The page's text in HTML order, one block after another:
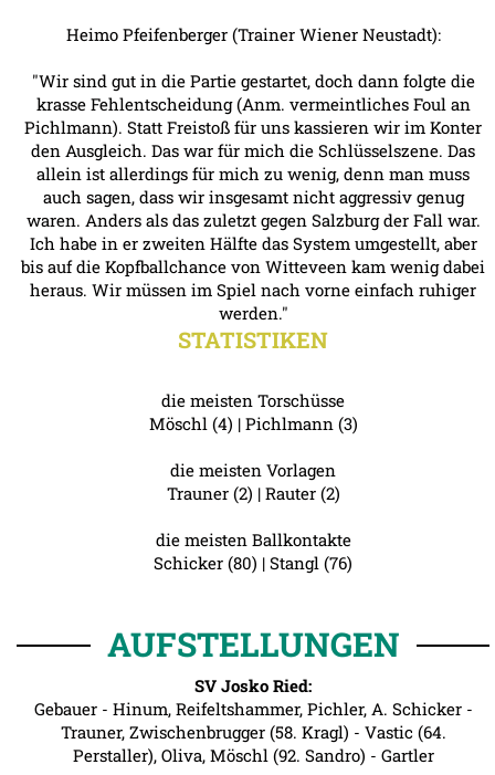
Heimo Pfeifenberger (Trainer Wiener Neustadt):
"Wir sind gut in die Partie gestartet, doch dann folgte die
krasse Fehlentscheidung (Anm. vermeintliches Foul an
Pichlmann). Statt Freistoß für uns kassieren wir im Konter
den Ausgleich. Das war für mich die Schlüsselszene. Das
allein ist allerdings für mich zu wenig, denn man muss
auch sagen, dass wir insgesamt nicht aggressiv genug
waren. Anders als das zuletzt gegen Salzburg der Fall war.
Ich habe in er zweiten Hälfte das System umgestellt, aber
bis auf die Kopfballchance von Witteveen kam wenig dabei
heraus. Wir müssen im Spiel nach vorne einfach ruhiger
werden."
STATISTIKEN
die meisten Torschüsse
Möschl (4) | Pichlmann (3)
die meisten Vorlagen
Trauner (2) | Rauter (2)
die meisten Ballkontakte
Schicker (80) | Stangl (76)
AUFSTELLUNGEN
SV Josko Ried:
Gebauer - Hinum, Reifeltshammer, Pichler, A. Schicker -
Trauner, Zwischenbrugger (58. Kragl) - Vastic (64.
Perstaller), Oliva, Möschl (92. Sandro) - Gartler